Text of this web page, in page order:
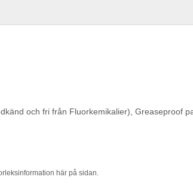
och fri från Fluorkemikalier), Greaseproof
här på sidan.